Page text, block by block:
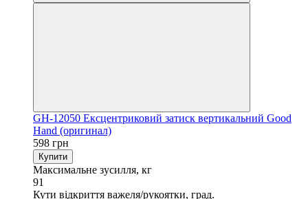
GH-12050 Ексцентриковий затиск вертикальний Good
Hand (оригинал)
598 грн
Купити
Максимальне зусилля, кг
91
Кути відкриття важеля/рукоятки, град.